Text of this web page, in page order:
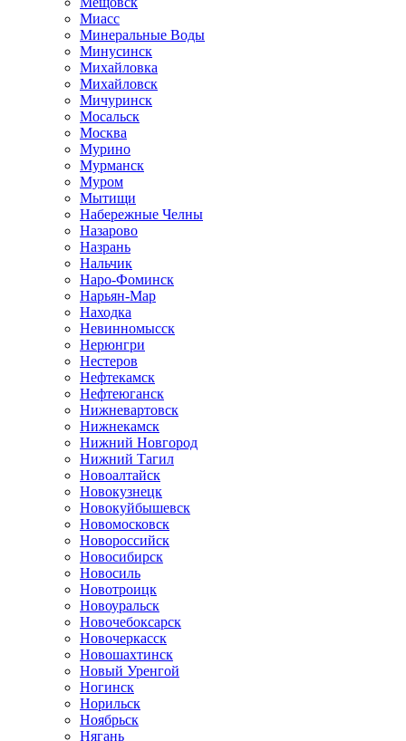
Миасс
Минеральные Воды
Минусинск
Михайловка
Михайловск
Мичуринск
Мосальск
Москва
Мурино
Мурманск
Муром
Мытищи
Набережные Челны
Назарово
Назрань
Нальчик
Наро-Фоминск
Нарьян-Мар
Находка
Невинномысск
Нерюнгри
Нестеров
Нефтекамск
Нефтеюганск
Нижневартовск
Нижнекамск
Нижний Новгород
Нижний Тагил
Новоалтайск
Новокузнецк
Новокуйбышевск
Новомосковск
Новороссийск
Новосибирск
Новосиль
Новотроицк
Новоуральск
Новочебоксарск
Новочеркасск
Новошахтинск
Новый Уренгой
Ногинск
Норильск
Ноябрьск
Нягань